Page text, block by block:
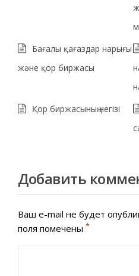
Бағалы қағаздар нарығы
және қор биржасы
Қор биржасының негізі
Добавить
Ваш e-mail не будет
поля помечены *